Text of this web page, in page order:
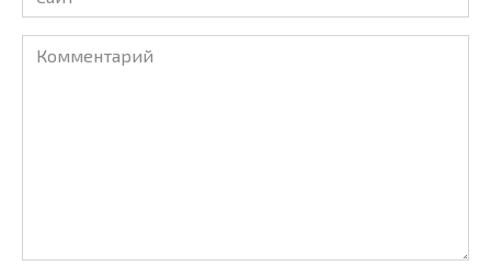
Комментарий